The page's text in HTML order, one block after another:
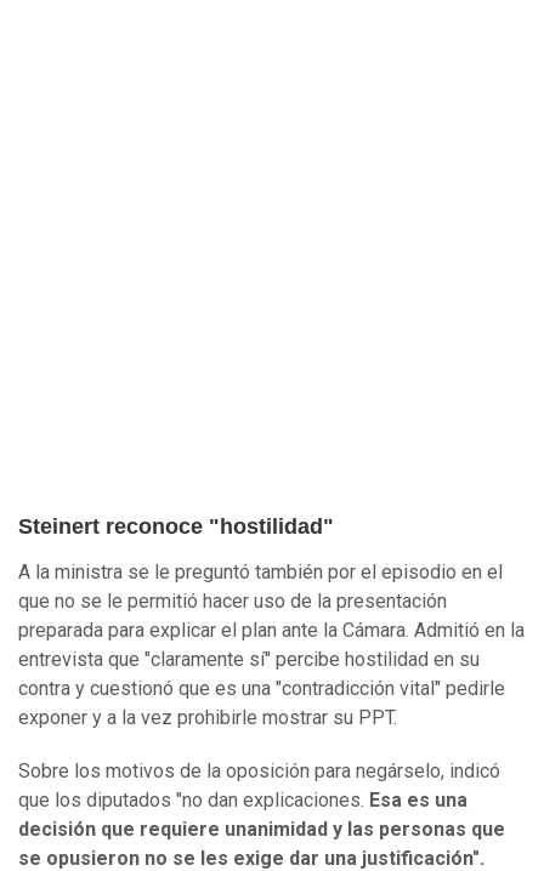
Steinert reconoce "hostilidad"
A la ministra se le preguntó también por el episodio en el
que no se le permitió hacer uso de la presentación
preparada para explicar el plan ante la Cámara. Admitió en la
entrevista que "claramente sí" percibe hostilidad en su
contra y cuestionó que es una "contradicción vital" pedirle
exponer y a la vez prohibirle mostrar su PPT.
Sobre los motivos de la oposición para negárselo, indicó
que los diputados "no dan explicaciones. Esa es una
decisión que requiere unanimidad y las personas que
se opusieron no se les exige dar una justificación".